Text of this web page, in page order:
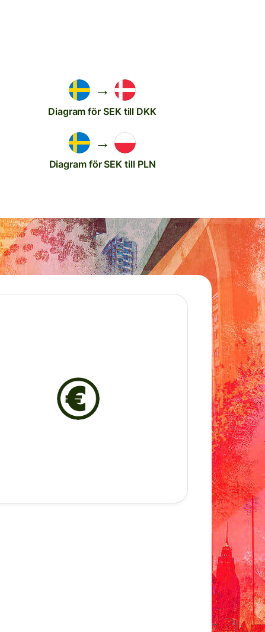
→
Diagram för SEK till DKK
→
Diagram för SEK till PLN